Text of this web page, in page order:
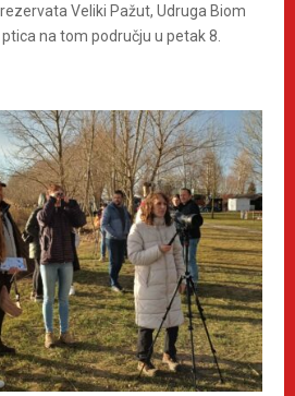
Veliki Pažut, Udruga Biom
na tom području u petak 8.